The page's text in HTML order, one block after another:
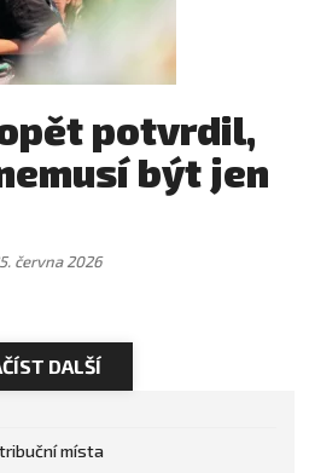
potvrdil,
být jen
června 2026
DALŠÍ
místa